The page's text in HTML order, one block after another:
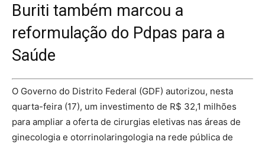
Buriti também marcou a
reformulação do Pdpas para a
Saúde
O Governo do Distrito Federal (GDF) autorizou, nesta
quarta-feira (17), um investimento de R$ 32,1 milhões
para ampliar a oferta de cirurgias eletivas nas áreas de
ginecologia e otorrinolaringologia na rede pública de